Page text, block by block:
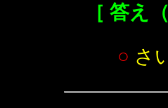
［ 答え
○ さ